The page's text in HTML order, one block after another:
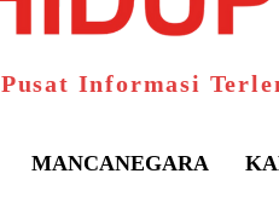
Pusat Informasi
MANCANEGARA